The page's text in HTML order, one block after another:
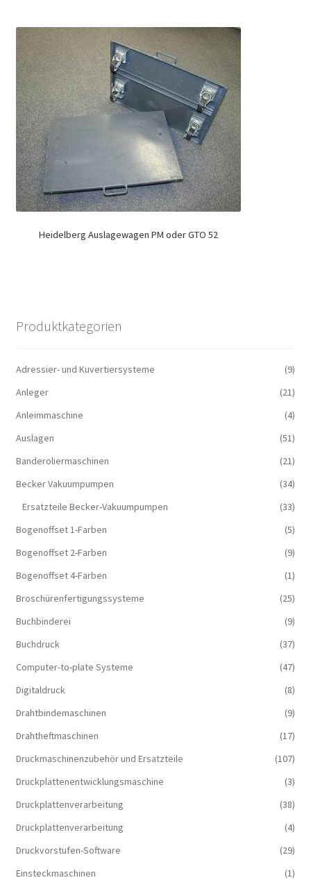
Heidelberg Auslagewagen PM oder GTO 52
Produktkategorien
Adressier- und Kuvertiersysteme
(9)
Anleger
(21)
Anleimmaschine
(4)
Auslagen
(51)
Banderoliermaschinen
(21)
Becker Vakuumpumpen
(34)
Ersatzteile Becker-Vakuumpumpen
(33)
Bogenoffset 1-Farben
(5)
Bogenoffset 2-Farben
(9)
Bogenoffset 4-Farben
(1)
Broschürenfertigungssysteme
(25)
Buchbinderei
(9)
Buchdruck
(37)
Computer-to-plate Systeme
(47)
Digitaldruck
(8)
Drahtbindemaschinen
(9)
Drahtheftmaschinen
(17)
Druckmaschinenzubehör und Ersatzteile
(107)
Druckplattenentwicklungsmaschine
(3)
Druckplattenverarbeitung
(38)
Druckplattenverarbeitung
(4)
Druckvorstufen-Software
(29)
Einsteckmaschinen
(1)